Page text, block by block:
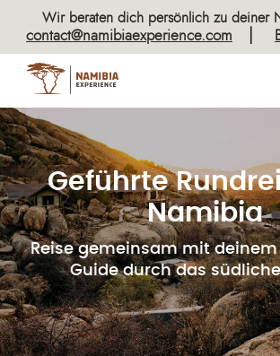
Wir beraten dich persönlich zu deiner
contact@namibiaexperience.com
Geführte
Namibia
Reise gemeinsam mit
Guide durch das